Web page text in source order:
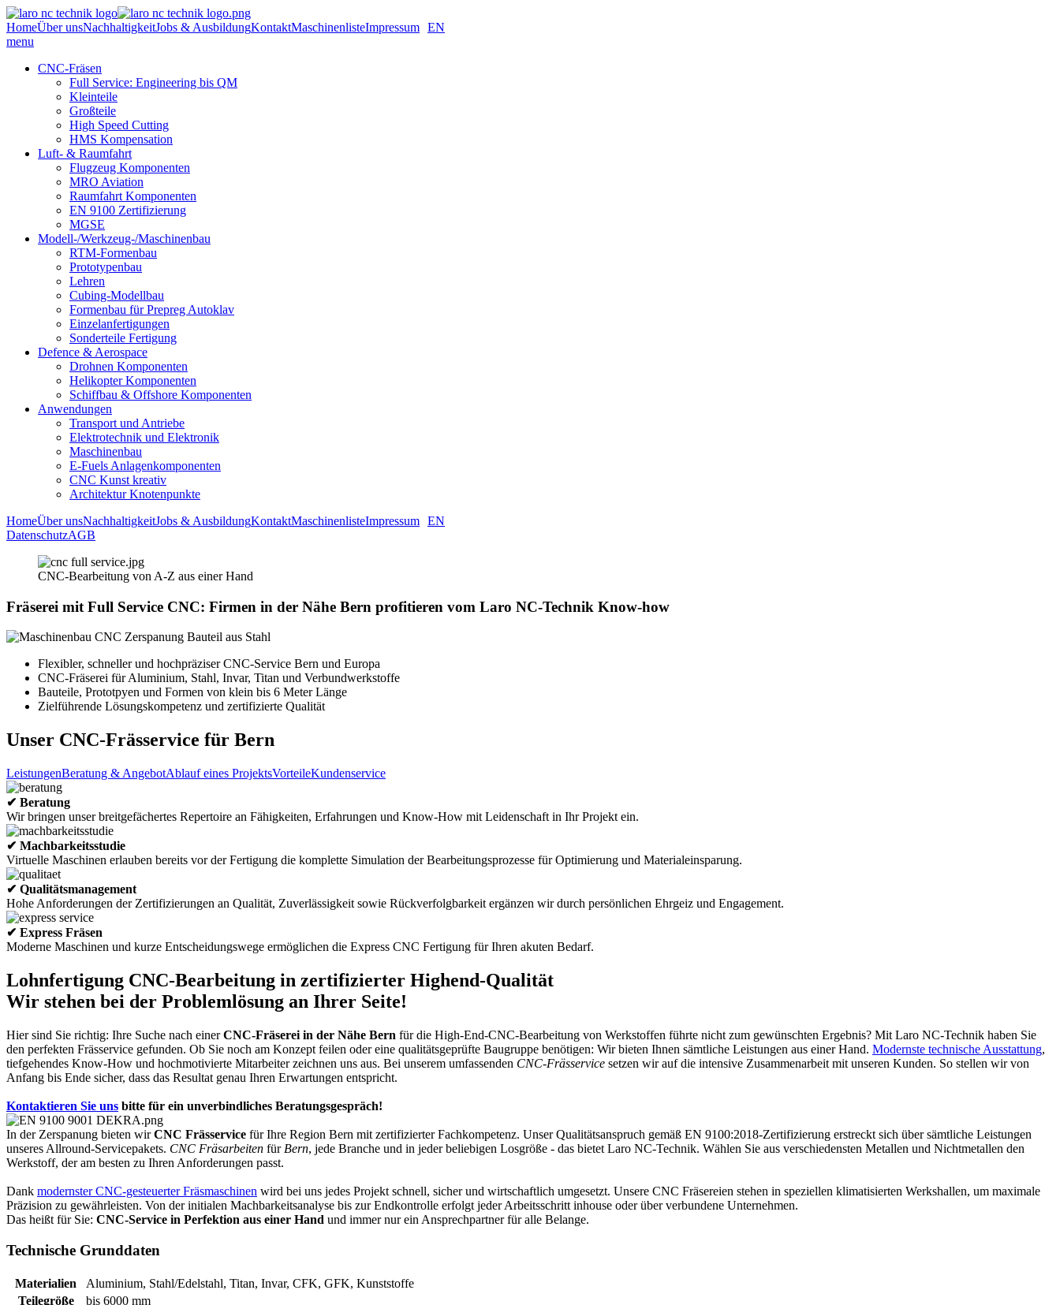
HomeÜber unsNachhaltigkeitJobs & AusbildungKontaktMaschinenlisteImpressum EN
menu
CNC-Fräsen
Full Service: Engineering bis QM
Kleinteile
Großteile
High Speed Cutting
HMS Kompensation
Luft- & Raumfahrt
Flugzeug Komponenten
MRO Aviation
Raumfahrt Komponenten
EN 9100 Zertifizierung
MGSE
Modell-/Werkzeug-/Maschinenbau
RTM-Formenbau
Prototypenbau
Lehren
Cubing-Modellbau
Formenbau für Prepreg Autoklav
Einzelanfertigungen
Sonderteile Fertigung
Defence & Aerospace
Drohnen Komponenten
Helikopter Komponenten
Schiffbau & Offshore Komponenten
Anwendungen
Transport und Antriebe
Elektrotechnik und Elektronik
Maschinenbau
E-Fuels Anlagenkomponenten
CNC Kunst kreativ
Architektur Knotenpunkte
HomeÜber unsNachhaltigkeitJobs & AusbildungKontaktMaschinenlisteImpressum EN
DatenschutzAGB
CNC-Bearbeitung von A-Z aus einer Hand
Fräserei mit Full Service CNC: Firmen in der Nähe Bern profitieren vom Laro NC-Technik Know-how
Flexibler, schneller und hochpräziser CNC-Service Bern und Europa
CNC-Fräserei für Aluminium, Stahl, Invar, Titan und Verbundwerkstoffe
Bauteile, Prototpyen und Formen von klein bis 6 Meter Länge
Zielführende Lösungskompetenz und zertifizierte Qualität
Unser CNC-Frässervice für Bern
LeistungenBeratung & AngebotAblauf eines ProjektsVorteileKundenservice
✔ Beratung
Wir bringen unser breitgefächertes Repertoire an Fähigkeiten, Erfahrungen und Know-How mit Leidenschaft in Ihr Projekt ein.
✔ Machbarkeitsstudie
Virtuelle Maschinen erlauben bereits vor der Fertigung die komplette Simulation der Bearbeitungsprozesse für Optimierung und Materialeinsparung.
✔ Qualitätsmanagement
Hohe Anforderungen der Zertifizierungen an Qualität, Zuverlässigkeit sowie Rückverfolgbarkeit ergänzen wir durch persönlichen Ehrgeiz und Engagement.
✔ Express Fräsen
Moderne Maschinen und kurze Entscheidungswege ermöglichen die Express CNC Fertigung für Ihren akuten Bedarf.
Lohnfertigung CNC-Bearbeitung in zertifizierter Highend-Qualität
Wir stehen bei der Problemlösung an Ihrer Seite!
Hier sind Sie richtig: Ihre Suche nach einerCNC-Fräserei in der Nähe Bern für die High-End-CNC-Bearbeitung von Werkstoffen führte nicht zum gewünschten Ergebnis? Mit Laro NC-Technik haben Sie
den perfekten Frässervice gefunden. Ob Sie noch am Konzept feilen oder eine qualitätsgeprüfte Baugruppe benötigen: Wir bieten Ihnen sämtliche Leistungen aus einer Hand. Modernste technische Ausstattung,
tiefgehendes Know-How und hochmotivierte Mitarbeiter zeichnen uns aus. Bei unserem umfassenden CNC-Frässervice setzen wir auf die intensive Zusammenarbeit mit unseren Kunden. So stellen wir von
Anfang bis Ende sicher, dass das Resultat genau Ihren Erwartungen entspricht.
Kontaktieren Sie uns bitte für ein unverbindliches Beratungsgespräch!
In der Zerspanung bieten wirCNC Frässervice für Ihre Region Bern mit zertifizierter Fachkompetenz. Unser Qualitätsanspruch gemäß EN 9100:2018-Zertifizierung erstreckt sich über sämtliche Leistungen
unseres Allround-Servicepakets. CNC Fräsarbeiten für Bern, jede Branche und in jeder beliebigen Losgröße - das bietet Laro NC-Technik. Wählen Sie aus verschiedensten Metallen und Nichtmetallen den
Werkstoff, der am besten zu Ihren Anforderungen passt.
Dank modernster CNC-gesteuerter Fräsmaschinen wird bei uns jedes Projekt schnell, sicher und wirtschaftlich umgesetzt. Unsere CNC Fräsereien stehen in speziellen klimatisierten Werkshallen, um maximale
Präzision zu gewährleisten. Von der initialen Machbarkeitsanalyse bis zur Endkontrolle erfolgt jeder Arbeitsschritt inhouse oder über verbundene Unternehmen.
Das heißt für Sie: CNC-Service in Perfektion aus einer Hand und immer nur ein Ansprechpartner für alle Belange.
Technische Grunddaten
Materialien
Aluminium, Stahl/Edelstahl, Titan, Invar, CFK, GFK, Kunststoffe
Teilegröße
bis 6000 mm